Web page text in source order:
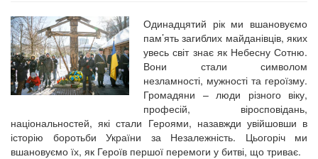
Одинадцятий рік ми вшановуємо
пам’ять загиблих майданівців, яких
увесь світ знає як Небесну Сотню.
Вони стали символом
незламності, мужності та героїзму.
Громадяни – люди різного віку,
професій, віросповідань,
національностей, які стали Героями, назавжди увійшовши в
історію боротьби України за Незалежність. Цьогоріч ми
вшановуємо їх, як Героїв першої перемоги у битві, що триває.